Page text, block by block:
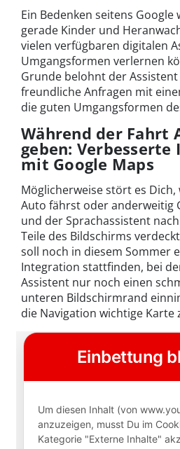
Ein Bedenken seitens Google
gerade Kinder und
vielen verfügbaren digitalen
Umgangsformen verlernen
Grunde belohnt der
freundliche Anfragen mit
die guten Umgangsformen
Während der Fahrt
geben:
mit Google Maps
Möglicherweise stört es
Auto fährst oder anderweitig
und der Sprachassistent
Teile des Bildschirms
soll noch in diesem Sommer
Integration stattfinden, bei
Assistent nur noch einen
unteren Bildschirmrand
die Navigation wichtige Karte